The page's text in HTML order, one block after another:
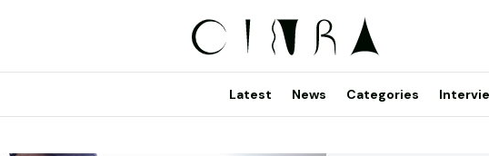
Latest News Categories